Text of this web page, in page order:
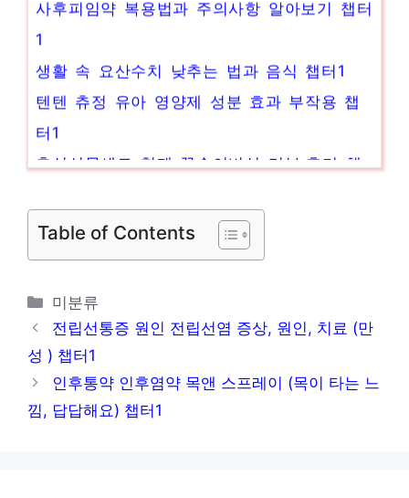
사후피임약 복용법과 주의사항 알아보기 챕터
1
생활 속 요산수치 낮추는 법과 음식 챕터1
텐텐 츄정 유아 영양제 성분 효과 부작용 챕
터1
추석선물세트 형제 꽃송이버섯 리뷰·후기 챕
어깨 목 근육 통증 뭉침 (목담증상 어깨담걸
지만 쓰세요 챕터1
Table of Contents
카
테
고
미분류
전립선통증 원인 전립선염 증상, 원인, 치료 (만
성 ) 챕터1
인후통약 인후염약 목앤 스프레이 (목이 타는 느
낌, 답답해요) 챕터1